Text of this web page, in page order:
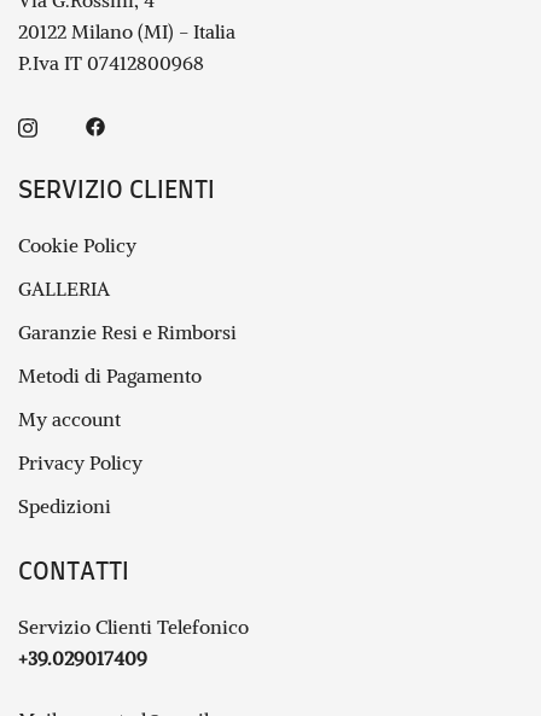
20122 Milano (MI) - Italia
P.Iva IT 07412800968
SERVIZIO CLIENTI
Cookie Policy
GALLERIA
Garanzie Resi e Rimborsi
Metodi di Pagamento
My account
Privacy Policy
Spedizioni
CONTATTI
Servizio Clienti Telefonico
+39.029017409